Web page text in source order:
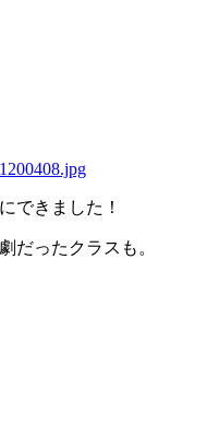
できました！
だったクラスも。